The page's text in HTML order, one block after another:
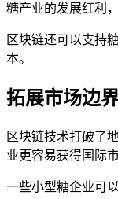
糖产业的发展红利
区块链还可以支持
本。
拓展市场边
区块链技术打破了
业更容易获得国际
一些小型糖企业可